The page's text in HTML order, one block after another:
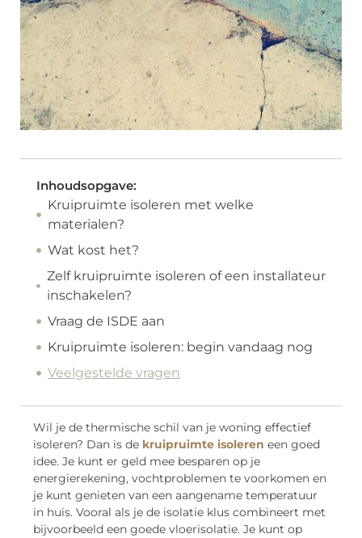
Inhoudsopgave:
Kruipruimte isoleren met welke
materialen?
Wat kost het?
Zelf kruipruimte isoleren of een installateur
inschakelen?
Vraag de ISDE aan
Kruipruimte isoleren: begin vandaag nog
Veelgestelde vragen
Wil je de thermische schil van je woning effectief
isoleren? Dan is de kruipruimte isoleren een goed
idee. Je kunt er geld mee besparen op je
energierekening, vochtproblemen te voorkomen en
je kunt genieten van een aangename temperatuur
in huis. Vooral als je de isolatie klus combineert met
bijvoorbeeld een goede vloerisolatie. Je kunt op